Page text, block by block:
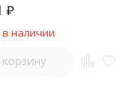
₽
наличии